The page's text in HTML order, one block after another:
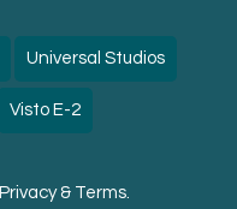
Universal Studios
Visto E-2
Privacy & Terms.